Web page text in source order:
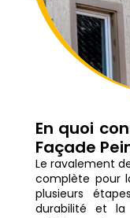
En quoi
Façade
Le ravalement
complète pour
plusieurs
durabilité et